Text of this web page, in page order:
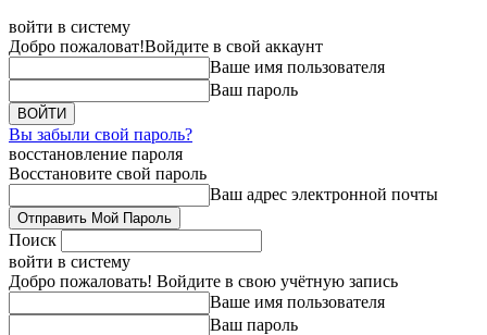
войти в систему
Добро пожаловат!Войдите в свой аккаунт
Ваше имя пользователя
Ваш пароль
Вы забыли свой пароль?
восстановление пароля
Восстановите свой пароль
Ваш адрес электронной почты
Поиск
войти в систему
Добро пожаловать! Войдите в свою учётную запись
Ваше имя пользователя
Ваш пароль